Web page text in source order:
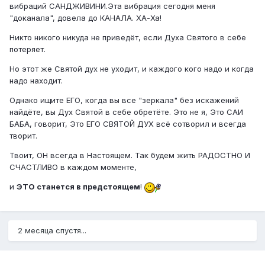
вибраций САНДЖИВИНИ.Эта вибрация сегодня меня
"доканала", довела до КАНАЛА. ХА-Ха!
Никто никого никуда не приведёт, если Духа Святого в себе
потеряет.
Но этот же Святой дух не уходит, и каждого кого надо и когда
надо находит.
Однако ищите ЕГО, когда вы все "зеркала" без искажений
найдёте, вы Дух Святой в себе обретёте. Это не я, Это САИ
БАБА, говорит, Это ЕГО СВЯТОЙ ДУХ всё сотворил и всегда
творит.
Твоит, ОН всегда в Настоящем. Так будем жить РАДОСТНО И
СЧАСТЛИВО в каждом моменте,
и ЭТО станется в предстоящем!
2 месяца спустя...